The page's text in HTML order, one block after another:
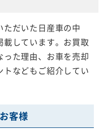
だいた日産車の中
しています。お買取
った理由、お車を売却
トなどもご紹介してい
客様